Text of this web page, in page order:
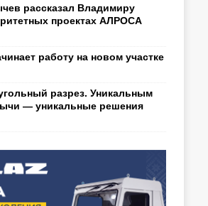
рассказал Владимиру
проектах АЛРОСА
работу на новом участке
разрез. Уникальным
— уникальные решения